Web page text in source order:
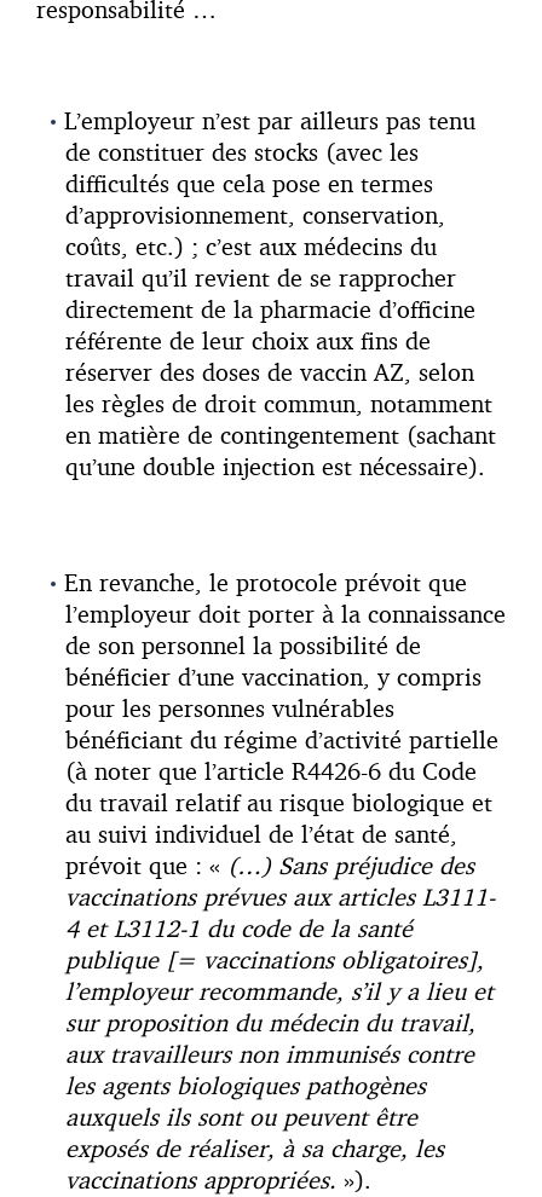
responsabilité …
L’employeur n’est par ailleurs pas tenu
de constituer des stocks (avec les
difficultés que cela pose en termes
d’approvisionnement, conservation,
coûts, etc.) ; c’est aux médecins du
travail qu’il revient de se rapprocher
directement de la pharmacie d’officine
référente de leur choix aux fins de
réserver des doses de vaccin AZ, selon
les règles de droit commun, notamment
en matière de contingentement (sachant
qu’une double injection est nécessaire).
En revanche, le protocole prévoit que
l’employeur doit porter à la connaissance
de son personnel la possibilité de
bénéficier d’une vaccination, y compris
pour les personnes vulnérables
bénéficiant du régime d’activité partielle
(à noter que l’article R4426-6 du Code
du travail relatif au risque biologique et
au suivi individuel de l’état de santé,
prévoit que : « (…) Sans préjudice des
vaccinations prévues aux articles L3111-
4 et L3112-1 du code de la santé
publique [= vaccinations obligatoires],
l’employeur recommande, s’il y a lieu et
sur proposition du médecin du travail,
aux travailleurs non immunisés contre
les agents biologiques pathogènes
auxquels ils sont ou peuvent être
exposés de réaliser, à sa charge, les
vaccinations appropriées. »).